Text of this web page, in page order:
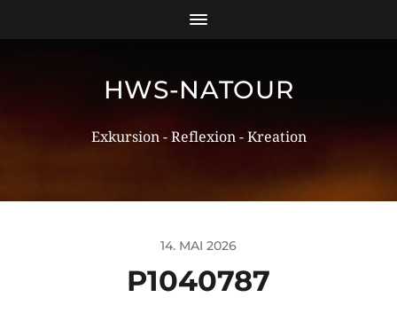
HWS-NATOUR
Exkursion - Reflexion - Kreation
14. MAI 2026
P1040787